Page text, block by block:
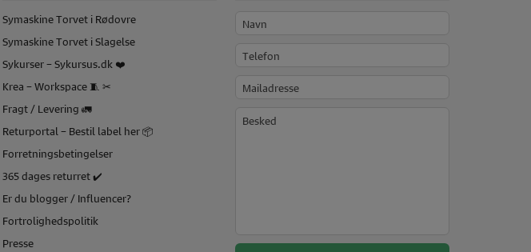
Symaskine Torvet i Rødovre
Symaskine Torvet i Slagelse
Sykurser – Sykursus.dk ❤️
Krea – Workspace 🧵 ✂
Fragt / Levering 🚛
Returportal – Bestil label her 📦
Forretningsbetingelser
365 dages returret ✔️
Er du blogger / Influencer?
Fortrolighedspolitik
Presse
Telefon
Mailadresse